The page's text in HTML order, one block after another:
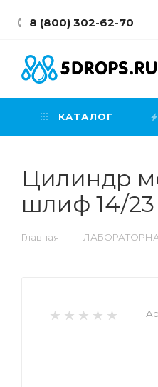
8 (800) 302-62-70
КАТАЛОГ
Цилиндр
шлиф 14/23
Главная —